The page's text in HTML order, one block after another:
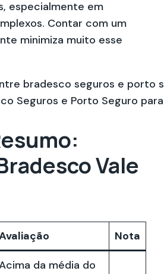
especialmente em
Contar com um
minimiza muito esse
Seguros e Porto Seguro
Vale
Nota
da média do